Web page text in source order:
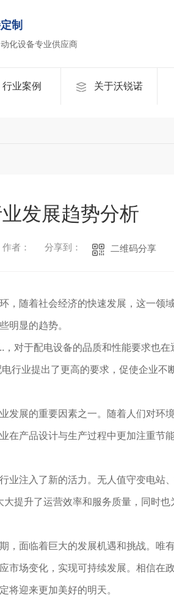
制
化设备专业供应商
行业案例 关于沃锐诺
发展趋势分析
作者： 分享到： 二维码分享
，随着社会经济的快速发展，这一领
明显的趋势。
对于配电设备的品质和性能要求也
行业提出了更高的要求，促使企业不
发展的重要因素之一。随着人们对环
在产品设计与生产过程中更加注重节
业注入了新的活力。无人值守变电站
提升了运营效率和服务质量，同时
，面临着巨大的发展机遇和挑战。唯
市场变化，实现可持续发展。相信在
将迎来更加美好的明天。